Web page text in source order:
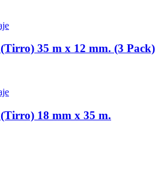
35 m x 12 mm. (3 Pack)
18 mm x 35 m.